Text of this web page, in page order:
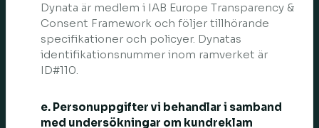
Dynata är medlem i IAB Europe Transparency &
Consent Framework och följer tillhörande
specifikationer och policyer. Dynatas
identifikationsnummer inom ramverket är
ID#110.
e. Personuppgifter vi behandlar i samband
med undersökningar om kundreklam